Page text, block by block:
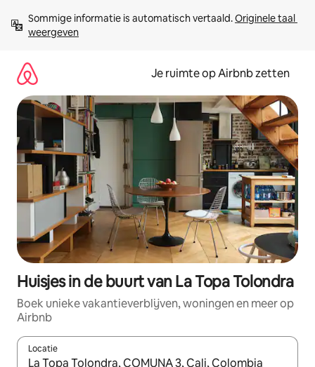
direct
naar
Sommige informatie is automatisch vertaald. Originele taal
weergeven
Je ruimte op Airbnb zetten
Huisjes in de buurt van La Topa Tolondra
Boek unieke vakantieverblijven, woningen en meer op
Airbnb
Locatie
Wanneer er suggesties beschikbaar zijn, maak je een keuze